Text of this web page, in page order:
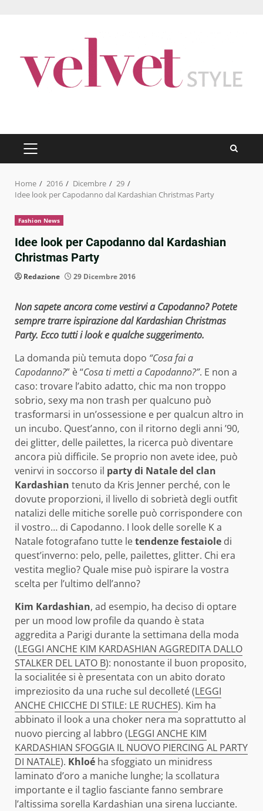
PRIMARY
MENU
Home 2016 Dicembre
29
Idee look per Capodanno dal Kardashian Christmas Party
Fashion News
Idee look per Capodanno dal Kardashian
Christmas Party
Redazione 29 Dicembre 2016
Non sapete ancora come vestirvi a Capodanno? Potete
sempre trarre ispirazione dal Kardashian Christmas
Party. Ecco tutti i look e qualche suggerimento.
La domanda più temuta dopo “Cosa fai a
Capodanno?” è “Cosa ti metti a Capodanno?”. E non a
caso: trovare l’abito adatto, chic ma non troppo
sobrio, sexy ma non trash per qualcuno può
trasformarsi in un’ossessione e per qualcun altro in
un incubo. Quest’anno, con il ritorno degli anni ’90,
dei glitter, delle pailettes, la ricerca può diventare
ancora più difficile. Se proprio non avete idee, può
venirvi in soccorso il party di Natale del clan
Kardashian tenuto da Kris Jenner perché, con le
dovute proporzioni, il livello di sobrietà degli outfit
natalizi delle mitiche sorelle può corrispondere con
il vostro… di Capodanno. I look delle sorelle K a
Natale fotografano tutte letendenze festaiole di
quest’inverno: pelo, pelle, pailettes, glitter. Chi era
vestita meglio? Quale mise può ispirare la vostra
scelta per l’ultimo dell’anno?
Kim Kardashian, ad esempio, ha deciso di optare
per un mood low profile da quando è stata
aggredita a Parigi durante la settimana della moda
(LEGGI ANCHE KIM KARDASHIAN AGGREDITA DALLO
STALKER DEL LATO B): nonostante il buon proposito,
la socialitée si è presentata con un abito dorato
impreziosito da una ruche sul decolleté (LEGGI
ANCHE CHICCHE DI STILE: LE RUCHES). Kim ha
abbinato il look a una choker nera ma soprattutto al
nuovo piercing al labbro (LEGGI ANCHE KIM
KARDASHIAN SFOGGIA IL NUOVO PIERCING AL PARTY
DI NATALE). Khloé ha sfoggiato un minidress
laminato d’oro a maniche lunghe; la scollatura
importante e il taglio fasciante fanno sembrare
l’altissima sorella Kardashian una sirena lucciante.